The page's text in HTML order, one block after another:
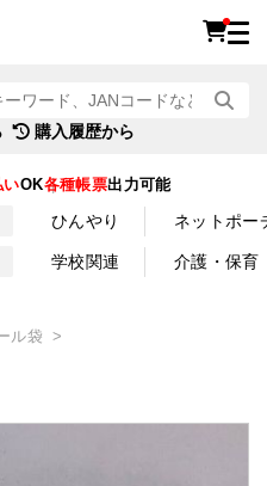
購入履歴から
いOK各種帳票出力可能
ひんやり ネットポー
学校関連 介護・保育
ル袋